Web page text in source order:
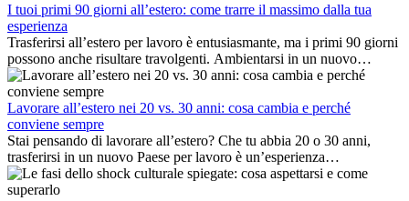
I tuoi primi 90 giorni all’estero: come trarre il massimo dalla tua
esperienza
Trasferirsi all’estero per lavoro è entusiasmante, ma i primi 90 giorni
possono anche risultare travolgenti. Ambientarsi in un nuovo
ambiente lavorativo, costruire una vita sociale, comprendere la
cultura locale e gestire la nostalgia di casa fanno tutti parte del
processo. Questa guida per expat ti mostrerà come sfruttare al
meglio i primi mesi all’estero, garantendo sia il successo
professionale che la crescita personale.
Lavorare all’estero nei 20 vs. 30 anni: cosa cambia e perché
conviene sempre
Stai pensando di lavorare all’estero? Che tu abbia 20 o 30 anni,
trasferirsi in un nuovo Paese per lavoro è un’esperienza
entusiasmante e, a volte, sfidante. Molti si chiedono se l’età faccia
davvero la differenza. La verità è che l’esperienza internazionale